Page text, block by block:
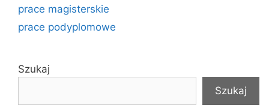
prace magisterskie
prace podyplomowe
Szukaj
Szukaj